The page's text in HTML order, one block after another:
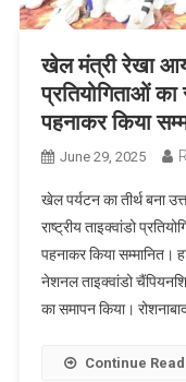
खेल मंत्री रेखा
प्रतियोगिताओं
पहनाकर किया
June 29, 2025
खेल पर्यटन का तीर्थ बना
राष्ट्रीय ताइक्वांडो
पहनाकर किया सम्मानित।
नेशनल ताइक्वांडो
का समापन किया।
Continue